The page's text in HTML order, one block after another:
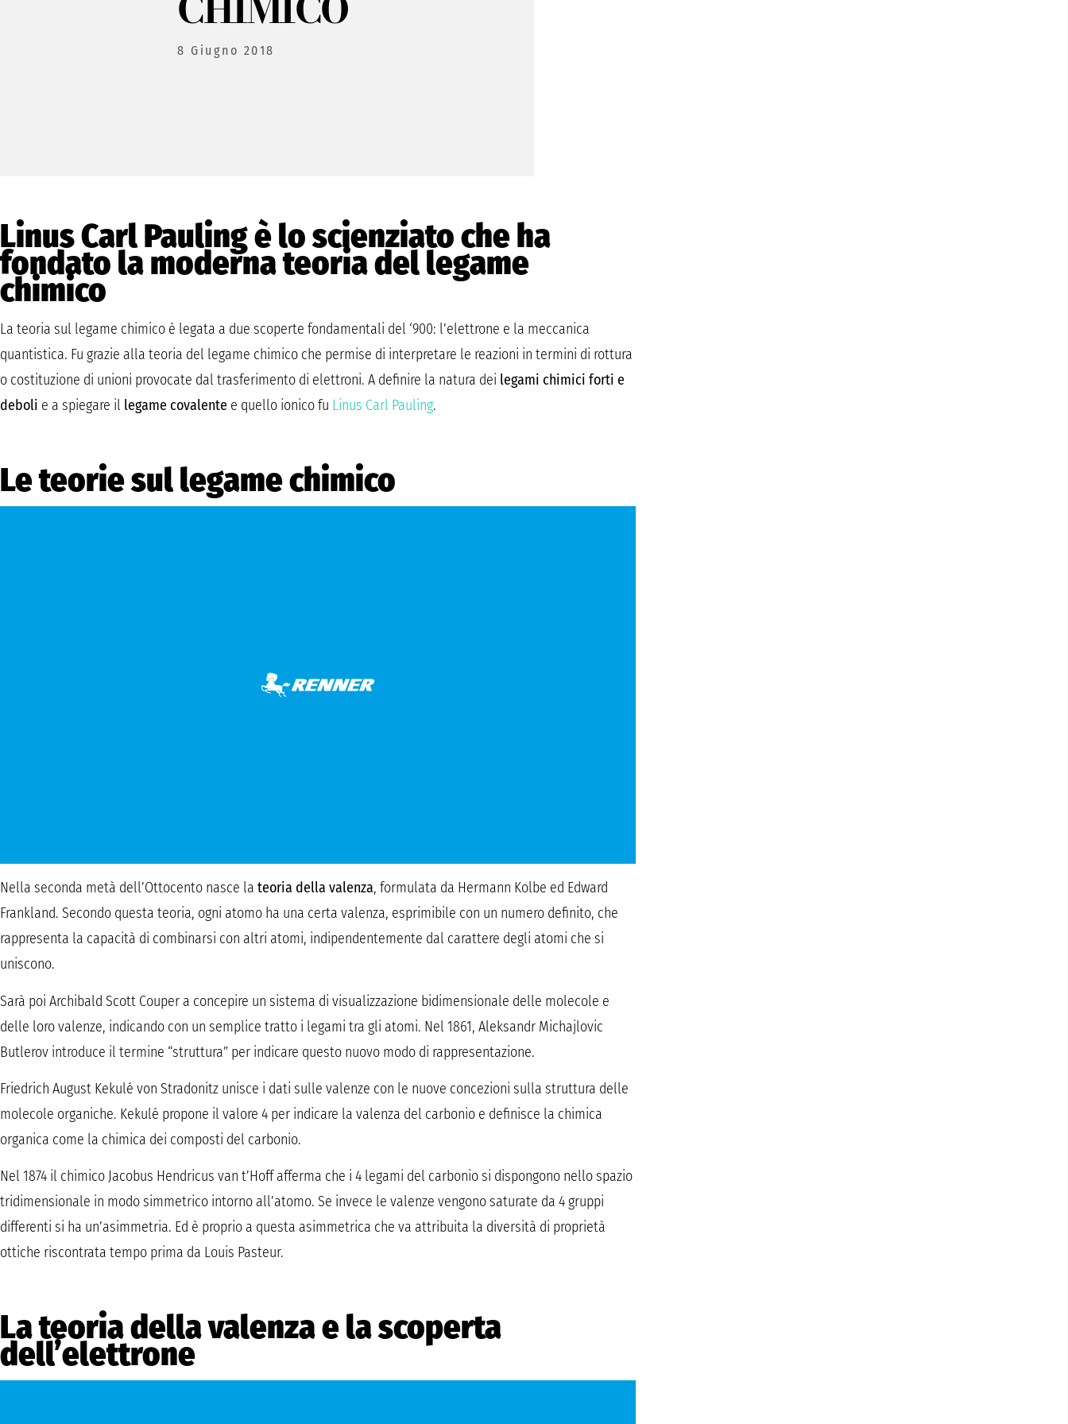
8 Giugno 2018
Linus Carl Pauling è lo scienziato che ha
fondato la moderna teoria del legame
chimico
La teoria sul legame chimico è legata a due scoperte fondamentali del ‘900: l’elettrone e la meccanica
quantistica. Fu grazie alla teoria del legame chimico che permise di interpretare le reazioni in termini di rottura
o costituzione di unioni provocate dal trasferimento di elettroni. A definire la natura dei legami chimici forti e
deboli e a spiegare il legame covalente e quello ionico fu Linus Carl Pauling.
Le teorie sul legame chimico
Nella seconda metà dell’Ottocento nasce la teoria della valenza, formulata da Hermann Kolbe ed Edward
Frankland. Secondo questa teoria, ogni atomo ha una certa valenza, esprimibile con un numero definito, che
rappresenta la capacità di combinarsi con altri atomi, indipendentemente dal carattere degli atomi che si
uniscono.
Sarà poi Archibald Scott Couper a concepire un sistema di visualizzazione bidimensionale delle molecole e
delle loro valenze, indicando con un semplice tratto i legami tra gli atomi. Nel 1861, Aleksandr Michajlovic
Butlerov introduce il termine “struttura” per indicare questo nuovo modo di rappresentazione.
Friedrich August Kekulé von Stradonitz unisce i dati sulle valenze con le nuove concezioni sulla struttura delle
molecole organiche. Kekulé propone il valore 4 per indicare la valenza del carbonio e definisce la chimica
organica come la chimica dei composti del carbonio.
Nel 1874 il chimico Jacobus Hendricus van t’Hoff afferma che i 4 legami del carbonio si dispongono nello spazio
tridimensionale in modo simmetrico intorno all’atomo. Se invece le valenze vengono saturate da 4 gruppi
differenti si ha un’asimmetria. Ed è proprio a questa asimmetrica che va attribuita la diversità di proprietà
ottiche riscontrata tempo prima da Louis Pasteur.
La teoria della valenza e la scoperta
dell’elettrone